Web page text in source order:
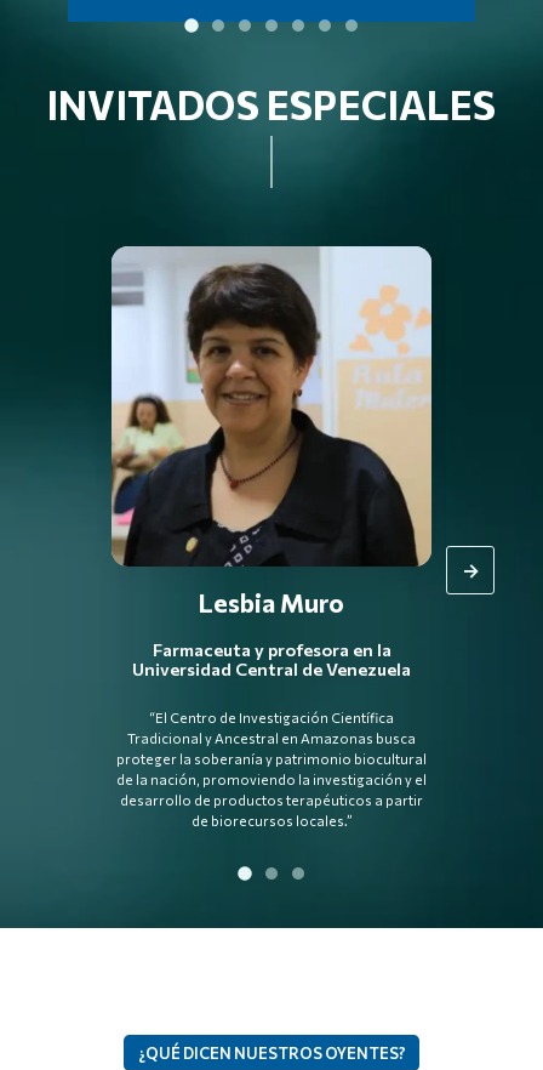
INVITADOS ESPECIALES
Lesbia Muro
Farmaceuta y profesora en la
Universidad Central de Venezuela
“El Centro de Investigación Científica
Tradicional y Ancestral en Amazonas busca
proteger la soberanía y patrimonio biocultural
de la nación, promoviendo la investigación y el
desarrollo de productos terapéuticos a partir
de biorecursos locales.”
→
¿QUÉ DICEN NUESTROS OYENTES?